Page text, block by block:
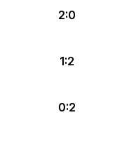
2:0
1:2
0:2